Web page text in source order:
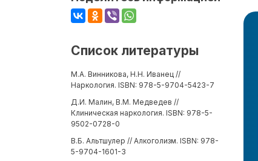
Список литературы
М.А. Винникова, Н.Н. Иванец //
Наркология. ISBN: 978-5-9704-5423-7
Д.И. Малин, В.М. Медведев //
Клиническая наркология. ISBN: 978-5-
9502-0728-0
В.Б. Альтшулер // Алкоголизм. ISBN: 978-
5-9704-1601-3